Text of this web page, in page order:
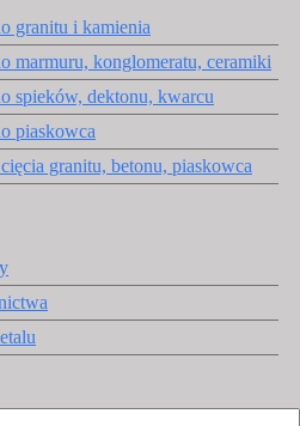
granitu i kamienia
marmuru, konglomeratu, ceramiki
spieków, dektonu, kwarcu
piaskowca
granitu, betonu, piaskowca